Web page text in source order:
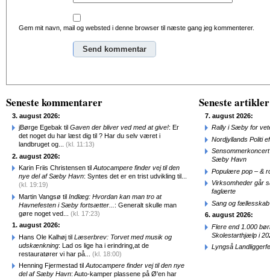
Gem mit navn, mail og websted i denne browser til næste gang jeg kommenterer.
Seneste kommentarer
3. august 2026:
jBørge Egebak til Gaven der bliver ved med at give!: Er
det noget du har læst dig til ? Har du selv været i
landbruget og... (kl. 11:13)
2. august 2026:
Karin Friis Christensen til Autocampere finder vej til den
nye del af Sæby Havn: Syntes det er en trist udvikling til...
(kl. 19:19)
Martin Vangsø til Indlæg: Hvordan kan man tro at
Havnefesten i Sæby fortsætter... : Generalt skulle man
gøre noget ved... (kl. 17:23)
1. august 2026:
Hans Ole Kalhøj til Læserbrev: Torvet med musik og
udskænkning: Lad os lige ha i erindring,at de
restauratører vi har på... (kl. 18:00)
Henning Fjermestad til Autocampere finder vej til den nye
del af Sæby Havn: Auto-kamper plassene på Ø'en har
Seneste artikler
7. august 2026:
Rally i Sæby for
Nordjyllands Politi
Sæby Havn
Populære pop – &
Virksomheder går
faglærte
Sang og
6. august 2026:
Flere end 1.000
Skolestarthjælp i
Lyngså